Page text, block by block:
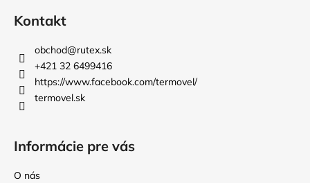
Kontakt
obchod@rutex.sk
+421 32 6499416
https://www.facebook.com/termovel/
termovel.sk
Informácie pre vás
O nás